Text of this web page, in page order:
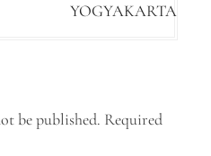
YOGYAKARTA
be published. Required